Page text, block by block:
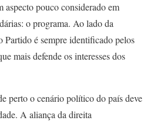
aspecto pouco considerado em
o programa. Ao lado da
Partido é sempre identificado pelos
mais defende os interesses dos
perto o cenário político do país deve
A aliança da direita